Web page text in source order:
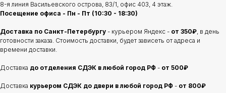
8-я линия Васильевского острова, 83/1, офис 403, 4 этаж.
Посещение офиса - Пн - Пт (10:30 - 18:30)
Доставка по Санкт-Петербургу - курьером Яндекс - от 350₽, в день
готовности заказа. Стоимость доставки, будет зависеть от адреса и
времени доставки.
Доставка до отделения СДЭК в любой город РФ - от 500₽
Доставка курьером СДЭК до двери в любой город РФ - от 800₽